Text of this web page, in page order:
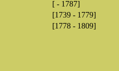
[ - 1787]
[1739 - 1779]
[1778 - 1809]